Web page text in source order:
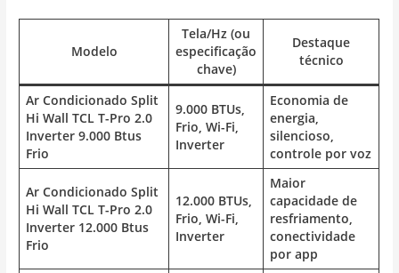
Modelo
Tela/Hz (ou
especificação
chave)
Destaque
técnico
Ar Condicionado Split
Hi Wall TCL T-Pro 2.0
Inverter 9.000 Btus
Frio
9.000 BTUs,
Frio, Wi-Fi,
Inverter
Economia de
energia,
silencioso,
controle por voz
Ar Condicionado Split
Hi Wall TCL T-Pro 2.0
Inverter 12.000 Btus
Frio
12.000 BTUs,
Frio, Wi-Fi,
Inverter
Maior
capacidade de
resfriamento,
conectividade
por app